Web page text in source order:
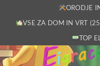
ORODJE
VSE ZA DOM IN VRT
TOP